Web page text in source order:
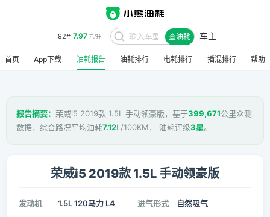
查油耗 车主
首页 App下载 油耗报告 油耗排行 电耗排行 插混排行 帮助
报告摘要： 荣威i5 2019款 1.5L 手动领豪版，基于399,671公里众测
数据，综合路况平均油耗7.12L/100KM， 油耗评级3星。
荣威i5 2019款 1.5L 手动领豪版
发动机 1.5L 120马力 L4 进气形式 自然吸气